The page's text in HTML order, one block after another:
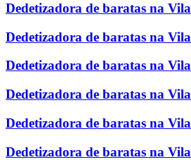
Dedetizadora de baratas na
Dedetizadora de baratas na
Dedetizadora de baratas na
Dedetizadora de baratas na
Dedetizadora de baratas na
Dedetizadora de baratas na